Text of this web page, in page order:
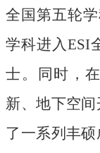
全国第五轮
学科进入ESI
士。
同时，
新、地下空
了一系列 丰硕